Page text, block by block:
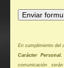
En cumplimiento del
Carácter Personal
comunicación